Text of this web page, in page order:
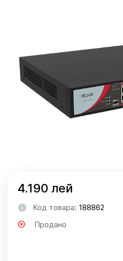
4.190 лей
Код товара: 188862
Продано